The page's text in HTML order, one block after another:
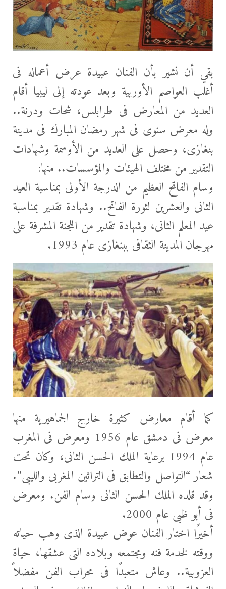
بقي أن نشير بأن الفنان عبيدة عرض أعماله فى
أغلب العواصم الأوربية وبعد عودته إلى ليبيا أقام
العديد من المعارض فى طرابلس، شحات ودرنة..
وله معرض سنوى فى شهر رمضان المبارك فى مدينة
بنغازى، وحصل على العديد من الأوسمة وشهادات
التقدير من مختلف الهيئات والمؤسسات.. منها:
وسام الفاتح العظيم من الدرجة الأولى بمناسبة العيد
الثانى والعشرين لثورة الفاتح.. وشهادة تقدير بمناسبة
عيد المعلم الثانى، وشهادة تقدير من اللجنة المشرفة على
مهرجان المدينة الثقافى ببنغازى عام 1993.
كما أقام معارض كثيرة خارج الجماهيرية منها
معرض فى دمشق عام 1956 ومعرض فى المغرب
عام 1994 برعاية الملك الحسن الثانى، وكان تحت
شعار “التواصل والتطابق فى التراثين المغربى والليبى”.
وقد قلده الملك الحسن الثانى وسام الفن. ومعرض
فى أبو ظبى عام 2000.
أخيرًا اختار الفنان عوض عبيدة الذى وهب حياته
ووقته لخدمة فنه ومجتمعه وبلاده التى عشقها، حياة
العزوبية.. وعاش متعبدًا فى محراب الفن مفضلاً